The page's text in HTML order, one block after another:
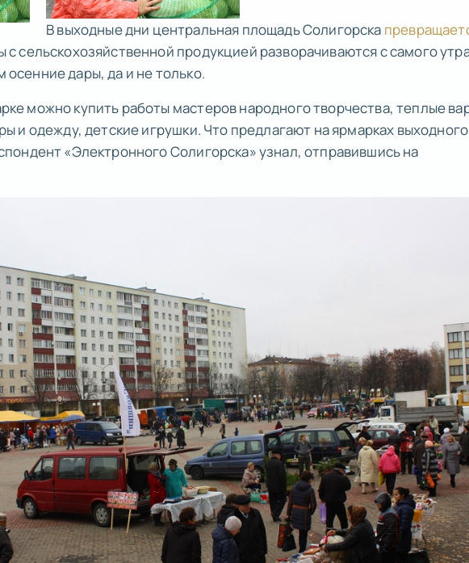
В выходные дни центральная площадь Солигорска
с сельскохозяйственной продукцией разворачиваются с самого
дары, да и не только.
можно купить работы мастеров народного творчества, теплые
и одежду, детские игрушки. Что предлагают на ярмарках
«Электронного Солигорска» узнал, отправившись на